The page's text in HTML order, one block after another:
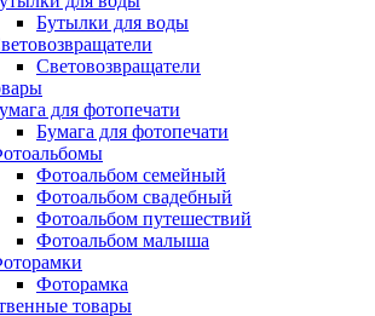
Бутылки для воды
Световозвращатели
для фотопечати
Бумага для фотопечати
Фотоальбом семейный
Фотоальбом свадебный
Фотоальбом путешествий
Фотоальбом малыша
Фоторамка
товары